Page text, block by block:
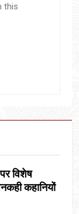
this
विशेष
कहानियों